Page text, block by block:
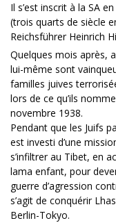
Il s’est inscrit à la SA
(trois quarts de siècle
Reichsführer Heinrich
Quelques mois après,
lui-même sont
familles juives
lors de ce qu’ils
novembre 1938.
Pendant que les Juifs
est investi d’une
s’infiltrer au Tibet, en
lama enfant, pour
guerre d’agression
s’agit de conquérir
Berlin-Tokyo.